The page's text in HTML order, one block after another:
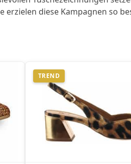
erzielen diese Kampagnen so
TREND